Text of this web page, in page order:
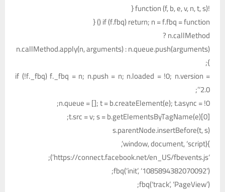
!function (f, b, e, v, n, t, s) {
if (f.fbq) return; n = f.fbq = function () {
n.callMethod ?
n.callMethod.apply(n, arguments) : n.queue.push(arguments)
};
if (!f._fbq) f._fbq = n; n.push = n; n.loaded = !0; n.version =
‘2.0’;
n.queue = []; t = b.createElement(e); t.async = !0;
t.src = v; s = b.getElementsByTagName(e)[0];
s.parentNode.insertBefore(t, s)
}(window, document, ‘script’,
‘https://connect.facebook.net/en_US/fbevents.js’);
fbq(‘init’, ‘1085894382070092’);
fbq(‘track’, ‘PageView’);